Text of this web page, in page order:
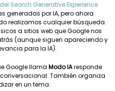
Search Generative Experience
generadas por IA, pero ahora
realizamos cualquier búsqueda.
a sitios web que Google nos
(aunque siguen apareciendo y
para la IA).
Google llama Modo IAresponde
También organiza
en un tema.